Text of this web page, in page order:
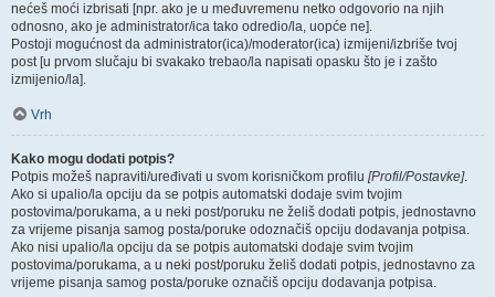
nećeš moći izbrisati [npr. ako je u međuvremenu netko odgovorio na njih
odnosno, ako je administrator/ica tako odredio/la, uopće ne].
Postoji mogućnost da administrator(ica)/moderator(ica) izmijeni/izbriše tvoj
post [u prvom slučaju bi svakako trebao/la napisati opasku što je i zašto
izmijenio/la].
Vrh
Kako mogu dodati potpis?
Potpis možeš napraviti/uređivati u svom korisničkom profilu [Profil/Postavke].
Ako si upalio/la opciju da se potpis automatski dodaje svim tvojim
postovima/porukama, a u neki post/poruku ne želiš dodati potpis, jednostavno
za vrijeme pisanja samog posta/poruke odoznačiš opciju dodavanja potpisa.
Ako nisi upalio/la opciju da se potpis automatski dodaje svim tvojim
postovima/porukama, a u neki post/poruku želiš dodati potpis, jednostavno za
vrijeme pisanja samog posta/poruke označiš opciju dodavanja potpisa.